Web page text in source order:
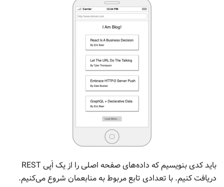
باید کدی بنویسیم که داده‌های صفحه اصلی را از یک اَپی REST
دریافت کنیم. با تعدادی تابع مربوط به منابعمان شروع می‌کنیم.